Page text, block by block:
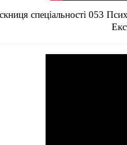
спеціальності 053